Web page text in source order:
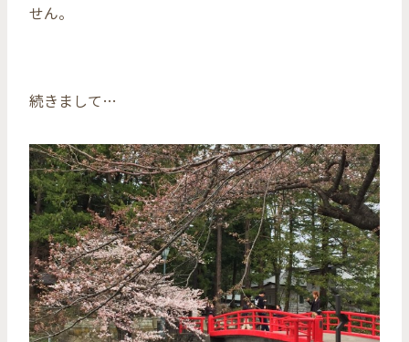
せん。
続きまして…